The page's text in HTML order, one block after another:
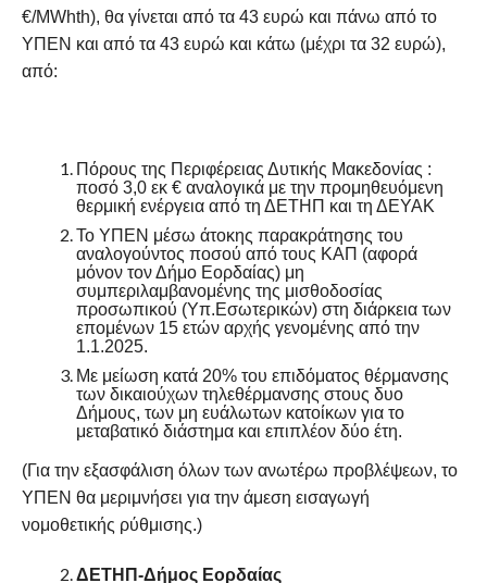
€/MWhth), θα γίνεται από τα 43 ευρώ και πάνω από το
ΥΠΕΝ και από τα 43 ευρώ και κάτω (μέχρι τα 32 ευρώ),
από:
Πόρους της Περιφέρειας Δυτικής Μακεδονίας :
ποσό 3,0 εκ € αναλογικά με την προμηθευόμενη
θερμική ενέργεια από τη ΔΕΤΗΠ και τη ΔΕΥΑΚ
Το ΥΠΕΝ μέσω άτοκης παρακράτησης του
αναλογούντος ποσού από τους ΚΑΠ (αφορά
μόνον τον Δήμο Εορδαίας) μη
συμπεριλαμβανομένης της μισθοδοσίας
προσωπικού (Υπ.Εσωτερικών) στη διάρκεια των
επομένων 15 ετών αρχής γενομένης από την
1.1.2025.
Με μείωση κατά 20% του επιδόματος θέρμανσης
των δικαιούχων τηλεθέρμανσης στους δυο
Δήμους, των μη ευάλωτων κατοίκων για το
μεταβατικό διάστημα και επιπλέον δύο έτη.
(Για την εξασφάλιση όλων των ανωτέρω προβλέψεων, το
ΥΠΕΝ θα μεριμνήσει για την άμεση εισαγωγή
νομοθετικής ρύθμισης.)
ΔΕΤΗΠ-Δήμος Εορδαίας